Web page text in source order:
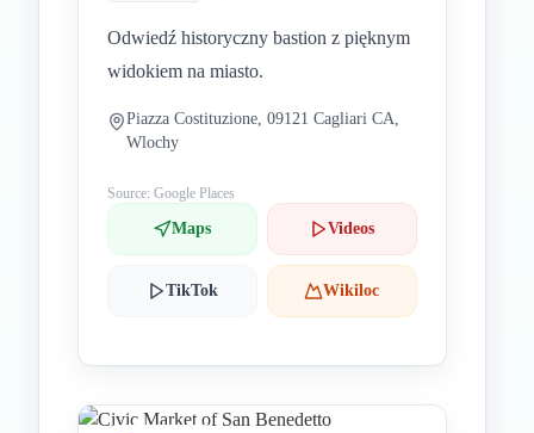
Odwiedź historyczny bastion z pięknym
widokiem na miasto.
Piazza Costituzione, 09121 Cagliari CA,
Wlochy
Source: Google Places
Maps Videos
TikTok Wikiloc